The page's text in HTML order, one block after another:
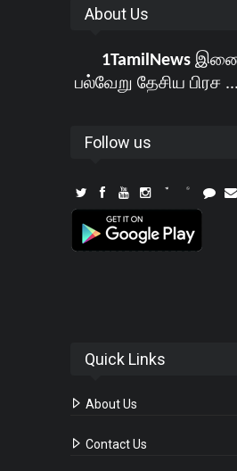
About Us
1TamilNews
பல்வேறு தேசிய பிரச ...
Follow us
Quick Links
About Us
Contact Us